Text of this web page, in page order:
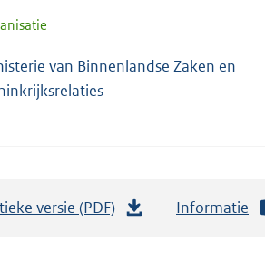
van Binnenlandse Zaken en
versie (PDF) Informatie